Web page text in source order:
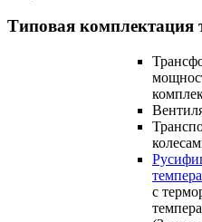
Типовая
с